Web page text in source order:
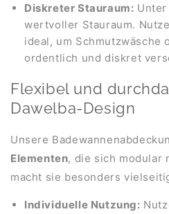
Diskreter Stauraum:
wertvoller Stauraum.
ideal, um Schmutzwäsche
ordentlich und diskret
Flexibel und
Dawelba-Design
Unsere
Elementen, die sich modular
macht sie besonders
Individuelle Nutzung: